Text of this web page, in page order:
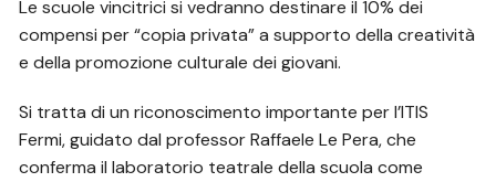
Le scuole vincitrici si vedranno destinare il 10% dei
compensi per “copia privata” a supporto della creatività
e della promozione culturale dei giovani.
Si tratta di un riconoscimento importante per l’ITIS
Fermi, guidato dal professor Raffaele Le Pera, che
conferma il laboratorio teatrale della scuola come